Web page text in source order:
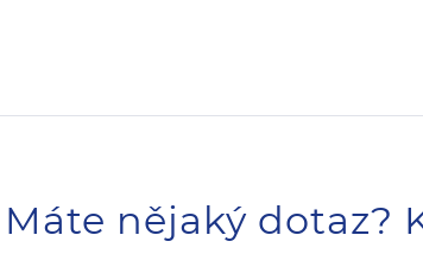
Máte nějaký dotaz?